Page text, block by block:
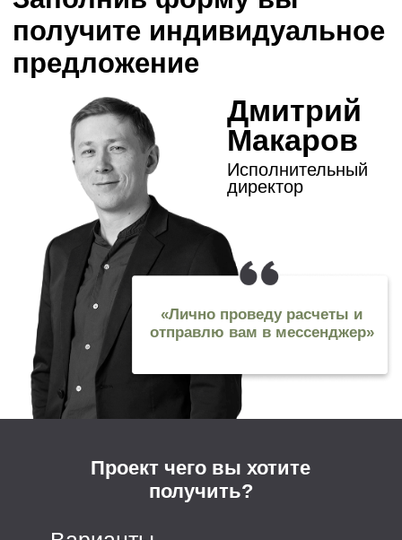
Нужен ответ сразу?
Позвоните нам на
телефон и мы всё
обсудим
+7 (495) 640-77-83
Звоните, мы сейчас работаем